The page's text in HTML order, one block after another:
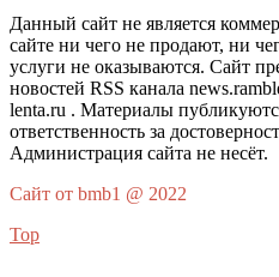
Данный сайт не является
сайте ни чего не продают, ни
услуги не оказываются. Сайт
новостей RSS канала
lenta.ru . Материалы
ответственность за
Администрация сайта не несёт.
Сайт от bmb1 @ 2022
Top